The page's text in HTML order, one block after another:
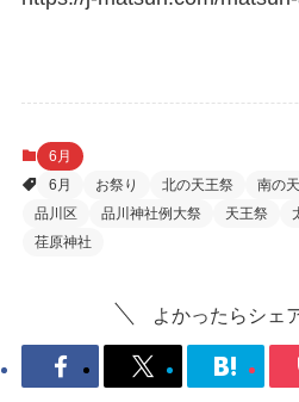
6月
6月
お祭り 北の天王祭 南の
品川区
品川神社例大祭 天王祭
荏原神社
よかったらシェ